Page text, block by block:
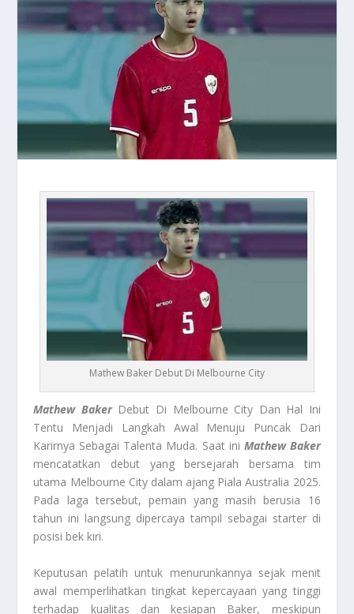
Mathew Baker Debut Di Melbourne City
Mathew BakerDebut Di Melbourne City Dan Hal Ini
Tentu Menjadi Langkah Awal Menuju Puncak Dari
Karirnya Sebagai Talenta Muda. Saat ini Mathew Baker
mencatatkan debut yang bersejarah bersama tim
utama Melbourne City dalam ajang Piala Australia 2025.
Pada laga tersebut, pemain yang masih berusia 16
tahun ini langsung dipercaya tampil sebagai starter di
posisi bek kiri.
Keputusan pelatih untuk menurunkannya sejak menit
awal memperlihatkan tingkat kepercayaan yang tinggi
terhadap kualitas dan kesiapan Baker, meskipun